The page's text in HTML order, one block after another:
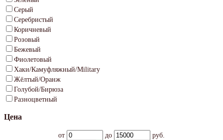
Серый
Серебристый
Коричневый
Розовый
Бежевый
Фиолетовый
Хаки/Камуфляжный/Military
Жёлтый/Оранж
Голубой/Бирюза
Разноцветный
Цена
от до
руб.